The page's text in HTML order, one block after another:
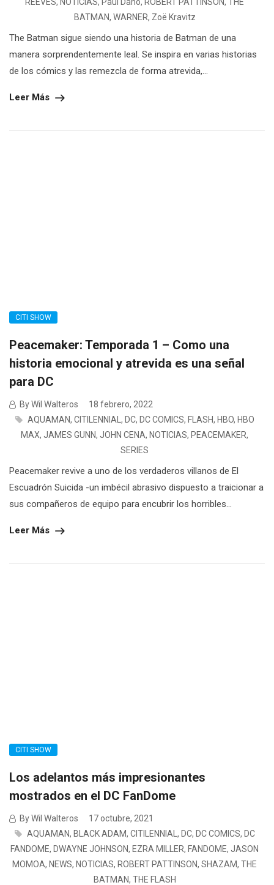
REEVES, NOTICIAS, Paul Dano, ROBERT PATTINSON,
THE
BATMAN, WARNER, Zoë Kravitz
The Batman sigue siendo una historia de Batman de una
manera sorprendentemente leal. Se inspira en varias historias
de los cómics y las remezcla de forma atrevida,...
Leer Más
CITI SHOW
Peacemaker: Temporada 1 – Como una
historia emocional y atrevida es una señal
para DC
By Wil Walteros
18 febrero, 2022
AQUAMAN, CITILENNIAL , DC, DC COMICS, FLASH, HBO, HBO
MAX, JAMES GUNN, JOHN CENA, NOTICIAS, PEACEMAKER,
SERIES
Peacemaker revive a uno de los verdaderos villanos de El
Escuadrón Suicida -un imbécil abrasivo dispuesto a traicionar a
sus compañeros de equipo para encubrir los horribles...
Leer Más
CITI SHOW
Los adelantos más impresionantes
mostrados en el DC FanDome
By Wil Walteros
17 octubre, 2021
AQUAMAN, BLACK ADAM, CITILENNIAL , DC, DC COMICS, DC
FANDOME, DWAYNE JOHNSON, EZRA MILLER, FANDOME, JASON
MOMOA, NEWS, NOTICIAS, ROBERT PATTINSON, SHAZAM, THE
BATMAN, THE FLASH